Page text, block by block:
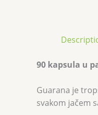
90 kapsula u
Guarana je
svakom jačem